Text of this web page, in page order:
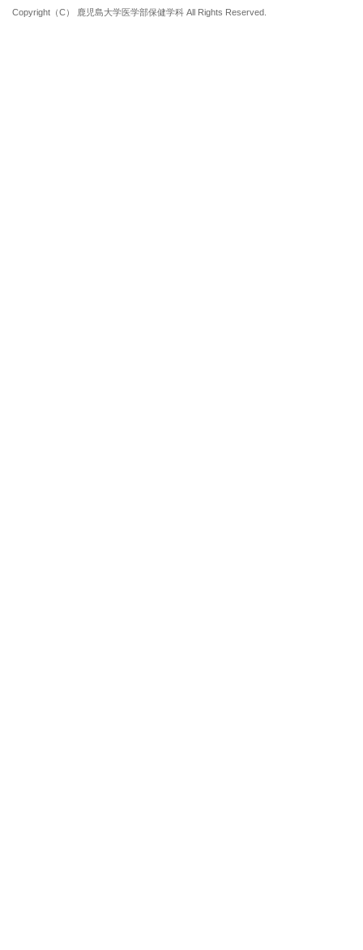
Copyright（C） 鹿児島大学医学部保健学科 All Rights Reserved.